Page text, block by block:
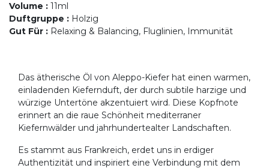
Volume : 11ml
Duftgruppe : Holzig
Gut Für : Relaxing & Balancing, Fluglinien, Immunität
Das ätherische Öl von Aleppo-Kiefer hat einen warmen,
einladenden Kiefernduft, der durch subtile harzige und
würzige Untertöne akzentuiert wird. Diese Kopfnote
erinnert an die raue Schönheit mediterraner
Kiefernwälder und jahrhundertealter Landschaften.
Es stammt aus Frankreich, erdet uns in erdiger
Authentizität und inspiriert eine Verbindung mit dem